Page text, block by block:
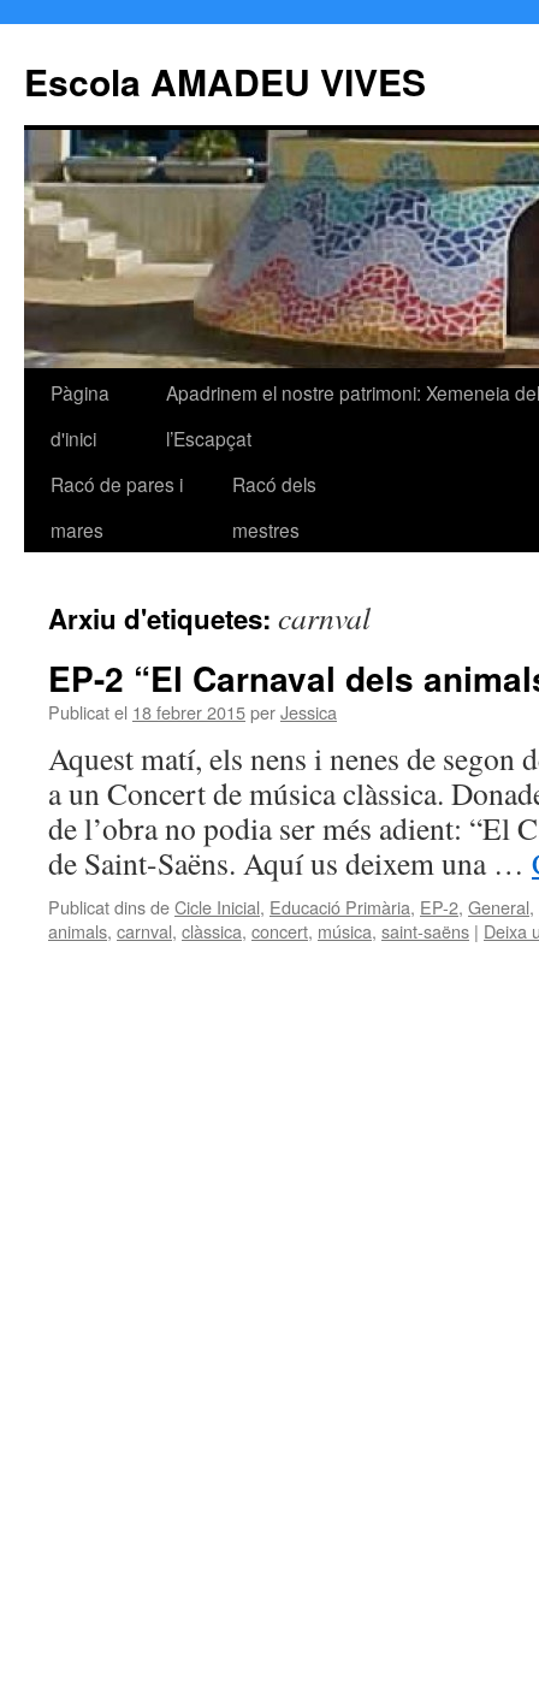
Escola AMADEU VIVES
Vés
contingut
Pàgina
d'inici
Apadrinem el nostre patrimoni: Xemeneia
l’Escapçat
Racó de pares i
mares
Racó dels
mestres
Arxiu d'etiquetes: carnval
EP-2 “El Carnaval dels
Publicat el 18 febrer 2015perJessica
Aquest matí, els nens i nenes de segon
a un Concert de música clàssica.
de l’obra no podia ser més adient: “El
de Saint-Saëns. Aquí us deixem una …
Publicat dins deCicle Inicial, Educació Primària, EP-2, General,
animals, carnval, clàssica, concert, música, saint-saëns | Deixa